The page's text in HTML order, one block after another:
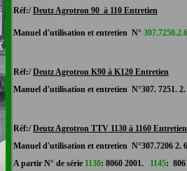
Réf:/Deutz Agrotron 90 à 110 Entretien
Manuel d'utilisation et entretien N° 307.7250.2.6
Réf:/Deutz Agrotron K90 à K120 Entretien
Manuel d'utilisation et entretien N°307. 7251.
Réf:/Deutz Agrotron TTV 1130 à 1160 Entretien
Manuel d'utilisation et entretien N°307.7206 2. 6
A partir N° de série 1130: 8060 2001. 1145: